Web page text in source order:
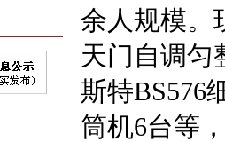
余人规模。
天门自调匀
斯特BS576
筒机6台等